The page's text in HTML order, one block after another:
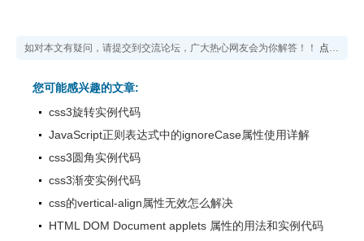
如对本文有疑问，请提交到交流论坛，广大热心网友会为你解答！！ 点击进入论坛
您可能感兴趣的文章:
css3旋转实例代码
JavaScript正则表达式中的ignoreCase属性使用详解
css3圆角实例代码
css3渐变实例代码
css的vertical-align属性无效怎么解决
HTML DOM Document applets 属性的用法和实例代码